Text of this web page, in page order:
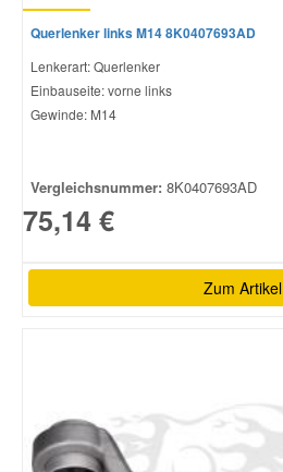
Querlenker links M14 8K0407693AD
Lenkerart: Querlenker
Einbauseite: vorne links
Gewinde: M14
Vergleichsnummer: 8K0407693AD
75,14 €
Zum Artikel